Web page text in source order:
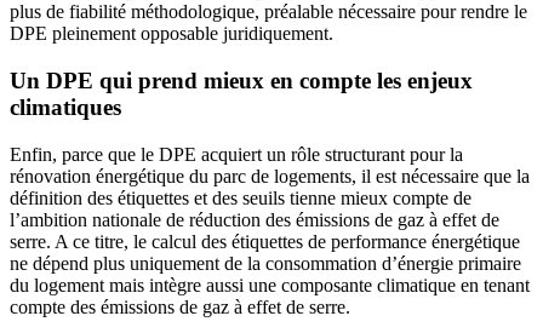
plus de fiabilité méthodologique, préalable nécessaire pour rendre le
DPE pleinement opposable juridiquement.
Un DPE qui prend mieux en compte les enjeux
climatiques
Enfin, parce que le DPE acquiert un rôle structurant pour la
rénovation énergétique du parc de logements, il est nécessaire que la
définition des étiquettes et des seuils tienne mieux compte de
l’ambition nationale de réduction des émissions de gaz à effet de
serre. A ce titre, le calcul des étiquettes de performance énergétique
ne dépend plus uniquement de la consommation d’énergie primaire
du logement mais intègre aussi une composante climatique en tenant
compte des émissions de gaz à effet de serre.